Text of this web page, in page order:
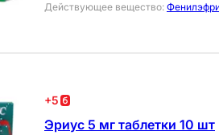
Действующее вещество:
+5
Эриус 5 мг таблетки 10 шт